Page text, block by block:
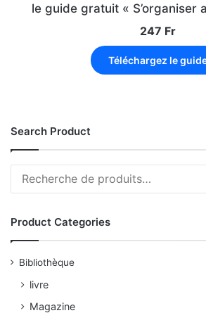
le guide gratuit « S’organiser
247 Fr
Téléchargez le
Search Product
Product Categories
Bibliothèque
livre
Magazine